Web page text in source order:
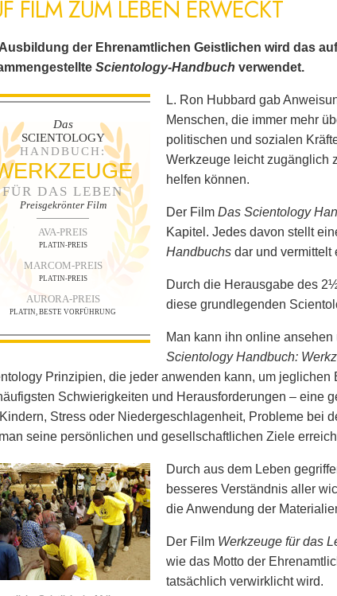
FILM ZUM LEBEN ERWECKT
der Ehrenamtlichen Geistlichen wird das
Scientology-Handbuch verwendet.
Das
SCIENTOLOGY
HANDBUCH:
FÜR DAS LEBEN
Preisgekrönter Film
AVA-PREIS
PLATIN-PREIS
MARCOM-PREIS
PLATIN-PREIS
AURORA-PREIS
PLATIN, BESTE VORFÜHRUNG
L. Ron Hubbard gab
Menschen, die immer mehr
politischen und sozialen
Werkzeuge leicht zugänglich
helfen können.
Der Film Das Scientology
Kapitel. Jedes davon stellt
Handbuchs dar und vermittelt
Durch die Herausgabe des
diese grundlegenden
Man kann ihn online
Scientology Handbuch:
Prinzipien, die jeder anwenden kann, um
Schwierigkeiten und Herausforderungen – eine
Stress oder Niedergeschlagenheit, Probleme bei
seine persönlichen und gesellschaftlichen Ziele
Durch aus dem Leben
besseres Verständnis aller
die Anwendung der
Der Film Werkzeuge für das
wie das Motto der
tatsächlich verwirklicht wird.